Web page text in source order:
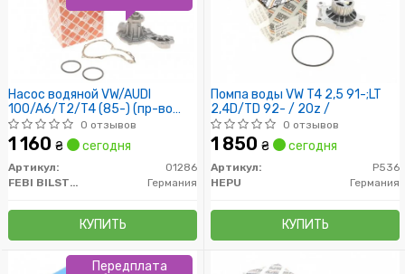
Насос водяной VW/AUDI
100/A6/T2/T4 (85-) (пр-во
FEBI)
0 отзывов
1 160 ₴ сегодня
Артикул:
01286
FEBI BILSTEIN
Германия
КУПИТЬ
Помпа воды VW T4 2,5 91-;LT
2,4D/TD 92- / 20z /
0 отзывов
1 850 ₴ сегодня
Артикул:
P536
HEPU
Германия
КУПИТЬ
Передплата